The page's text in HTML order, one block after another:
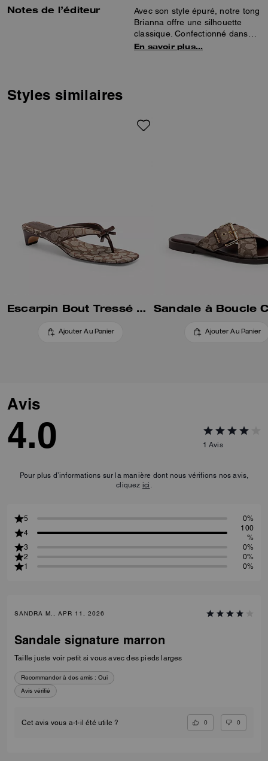
Notes de l’éditeur
Avec son style épuré, notre tong
Brianna offre une silhouette
classique. Confectionné dans
notre toile exclusive, ce modèle
En savoir plus…
Styles similaires
Escarpin Bout Tressé À Nœud En Jacquard Signature
Ajouter Au Panier Ajouter Au Panier
Avis
4.0 1 Avis
Pour plus d’informations sur la manière dont nous vérifions nos avis,
cliquez ici .
5
0%
4
100
%
3
0%
2
0%
1
0%
SANDRA M., APR 11, 2026
Sandale signature marron
Taille juste voir petit si vous avec des pieds larges
Recommander à des amis : Oui
Avis vérifié
Cet avis vous a-t-il été utile ? 0 0